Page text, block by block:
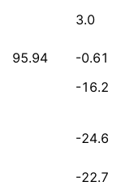
3.0
95.94
-0.61
-16.2
-24.6
-22.7